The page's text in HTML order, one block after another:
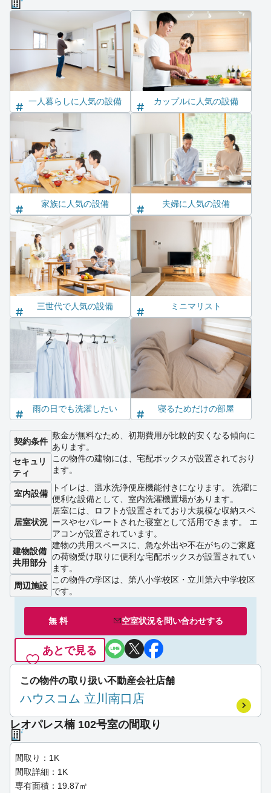
一人暮らしに人気の設備 カップルに人気の設備
家族に人気の設備 夫婦に人気の設備
三世代で人気の設備 ミニマリスト
雨の日でも洗濯したい 寝るためだけの部屋
契約条件
敷金が無料なため、初期費用が比較的安くなる傾向に
あります。
セキュリ
ティ
この物件の建物には、宅配ボックスが設置されており
ます。
室内設備
トイレは、温水洗浄便座機能付きになります。 洗濯に
便利な設備として、室内洗濯機置場があります。
居室状況
居室には、ロフトが設置されており大規模な収納スペ
ースやセパレートされた寝室として活用できます。 エ
アコンが設置されています。
建物設備
共用部分
建物の共用スペースに、急な外出や不在がちのご家庭
の荷物受け取りに便利な宅配ボックスが設置されてい
ます。
周辺施設
この物件の学区は、第八小学校区・立川第六中学校区
です。
無 料 空室状況を問い合わせする
あとで見る
この物件の取り扱い不動産会社店舗
ハウスコム 立川南口店
レオパレス楠 102号室の間取り
間取り：1K
間取詳細：1K
専有面積：19.87㎡